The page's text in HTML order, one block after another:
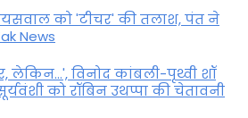
को 'टीचर' की तलाश, पंत ने
News
लेकिन...', व‍िनोद कांबली-पृथ्वी शॉ
को रॉबिन उथप्पा की चेतावनी